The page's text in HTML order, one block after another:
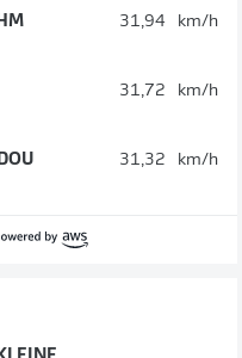
31,94 km/h
31,72 km/h
31,32 km/h